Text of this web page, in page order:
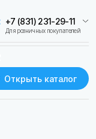
Открыть каталог
+7 (831) 231-29-11
Для розничных покупателей